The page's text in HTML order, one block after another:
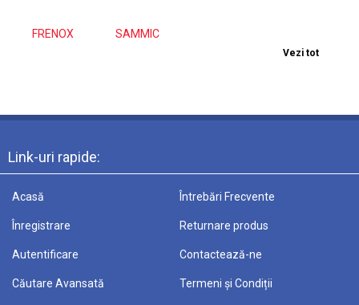
FRENOX SAMMIC
Vezi tot
Link-uri rapide:
Acasă
Înregistrare
Autentificare
Căutare Avansată
Întrebări Frecvente
Returnare produs
Contactează-ne
Termeni și Condiții